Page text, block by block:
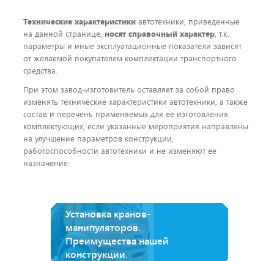
Технические характеристики автотехники, приведенные
на данной странице, носят справочный характер, т.к.
параметры и иные эксплуатационные показатели зависят
от желаемой покупателем комплектации транспортного
средства.
При этом завод-изготовитель оставляет за собой право
изменять технические характеристики автотехники, а также
состав и перечень применяемых для ее изготовления
комплектующих, если указанные мероприятия направлены
на улучшение параметров конструкции,
работоспособности автотехники и не изменяют ее
назначение.
Установка кранов-
манипуляторов.
Преимущества нашей
конструкции.